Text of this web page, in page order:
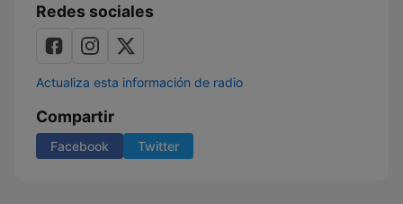
Redes sociales
Actualiza esta información de radio
Compartir
Facebook Twitter